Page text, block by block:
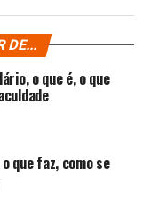
DE...
o que é, o que
que faz, como se